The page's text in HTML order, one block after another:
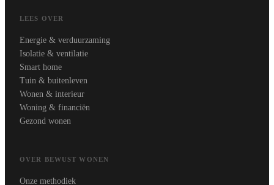
LEES OVER
Energie & verduurzaming
Isolatie & ventilatie
Smart home
Tuin & buitenleven
Wonen & interieur
Woning & financiën
Gezond wonen
OVER BEWUST WONEN
Onze methodiek